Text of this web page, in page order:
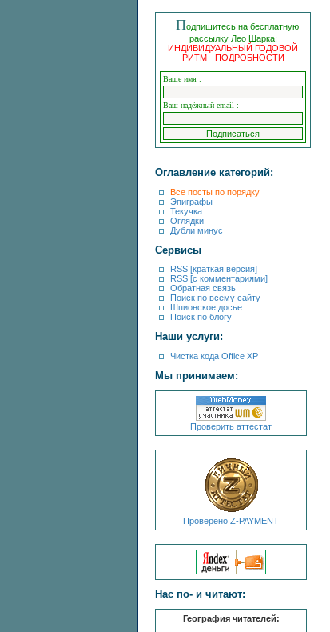
Подпишитесь на бесплатную
рассылку Лео Шарка:
ИНДИВИДУАЛЬНЫЙ ГОДОВОЙ
РИТМ - ПОДРОБНОСТИ
Ваше имя :
Ваш надёжный email :
Оглавление категорий:
Все посты по порядку
Эпиграфы
Текучка
Оглядки
Дубли минус
Сервисы
RSS [краткая версия]
RSS [с комментариями]
Обратная связь
Поиск по всему сайту
Шпионское досье
Поиск по блогу
Наши услуги:
Чистка кода Office XP
Мы принимаем:
Проверить аттестат
Проверено Z-PAYMENT
Нас по- и читают:
География читателей: